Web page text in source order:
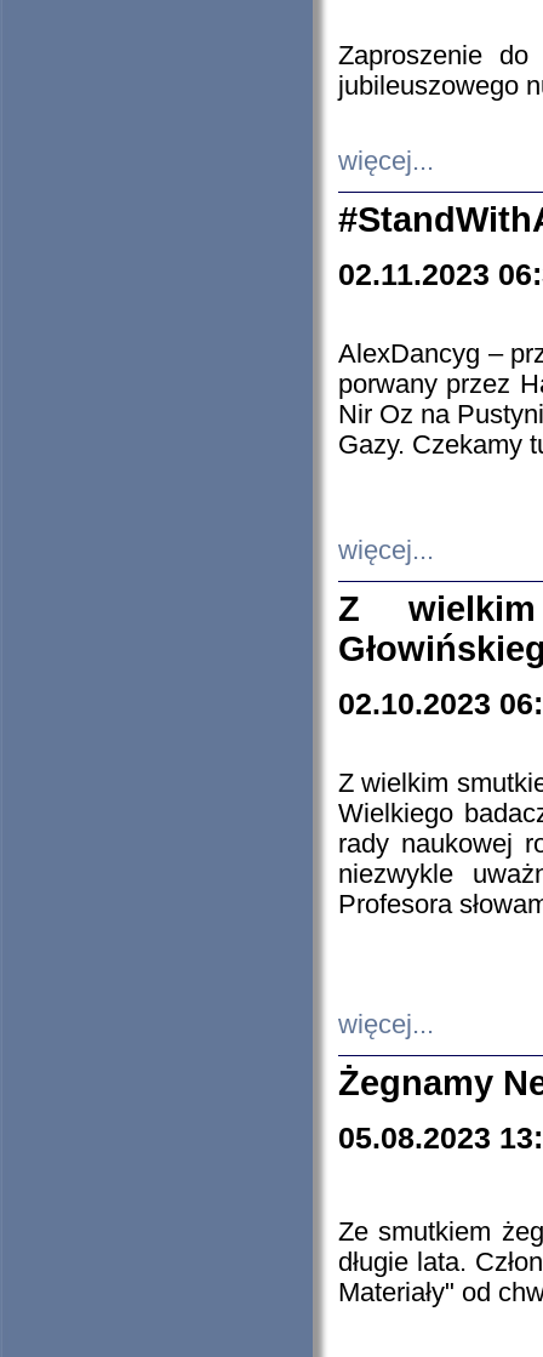
Zaproszenie do
jubileuszowego
więcej...
02.11.2023
AlexDancyg –
porwany przez
Nir Oz na
Gazy. Czekamy
więcej...
Z
02.10.2023
Z wielkim
Wielkiego
rady naukowej
niezwykle
Profesora
więcej...
Żegnamy
05.08.2023
Ze smutkiem
długie lata.
Materiały" od